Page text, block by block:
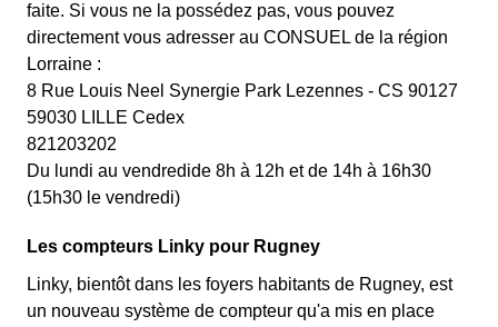
faite. Si vous ne la possédez pas, vous pouvez
directement vous adresser au CONSUEL de la région
Lorraine :
8 Rue Louis Neel Synergie Park Lezennes - CS 90127
59030 LILLE Cedex
821203202
Du lundi au vendredide 8h à 12h et de 14h à 16h30
(15h30 le vendredi)
Les compteurs Linky pour Rugney
Linky, bientôt dans les foyers habitants de Rugney, est
un nouveau système de compteur qu'a mis en place